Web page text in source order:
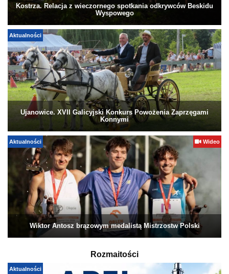
Kostrza. Relacja z wieczornego spotkania odkrywców Beskidu
Wyspowego
Aktualności
Ujanowice. XVII Galicyjski Konkurs Powożenia Zaprzęgami
Konnymi
Aktualności Wideo
Wiktor Antosz brązowym medalistą Mistrzostw Polski
Rozmaitości
Aktualności